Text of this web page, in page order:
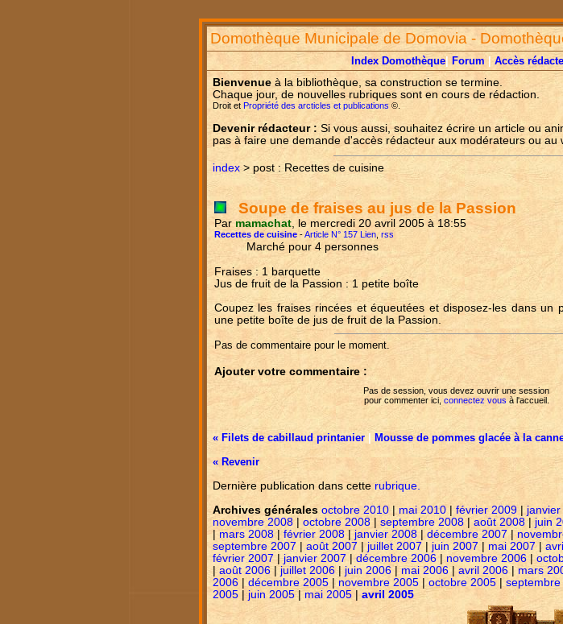
Domothèque Municipale de Domovia -
Index Domothèque Forum Accès
Bienvenue à la bibliothèque, sa construction se termine.
Chaque jour, de nouvelles rubriques sont en cours de rédaction.
Droit et Propriété des arcticles et publications ©.
Devenir rédacteur : Si vous aussi, souhaitez écrire un article ou
pas à faire une demande d'accès rédacteur aux modérateurs ou au
index > post : Recettes de cuisine
Soupe de fraises au jus de la Passion
Par mamachat , le mercredi 20 avril 2005 à 18:55
Recettes de cuisine -Article N° 157 Lien rss
Marché pour 4 personnes
Fraises : 1 barquette
Jus de fruit de la Passion : 1 petite boîte
Coupez les fraises rincées et équeutées et disposez-les dans un
une petite boîte de jus de fruit de la Passion.
Pas de commentaire pour le moment.
Ajouter votre commentaire :
Pas de session, vous devez ouvrir une session
pour commenter ici, connectez vous à l'accueil.
« Filets de cabillaud printanier | Mousse de pommes glacée à la
« Revenir
Dernière publication dans cette rubrique.
Archives généralesoctobre 2010 | mai 2010| février 2009 |
novembre 2008 | octobre 2008 | septembre 2008 | août 2008 | juin
| mars 2008 | février 2008 | janvier 2008 | décembre 2007 |
septembre 2007 | août 2007 |juillet 2007 | juin 2007 | mai 2007 |
février 2007|janvier 2007 |décembre 2006 |novembre 2006 |
| août 2006 | juillet 2006| juin 2006 | mai 2006| avril 2006| mars
2006 | décembre 2005 | novembre 2005 | octobre 2005 | septembre
2005 | juin 2005 | mai 2005 | avril 2005